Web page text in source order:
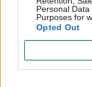
Personal
Purposes for
Opted Out
Vínculo